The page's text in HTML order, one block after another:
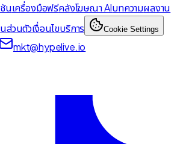
นเครื่องมือฟรีคลังโฆษณา AIบทความผลงาน
ส่วนตัวเงื่อนไขบริการ Cookie Settings
mkt@hypelive.io